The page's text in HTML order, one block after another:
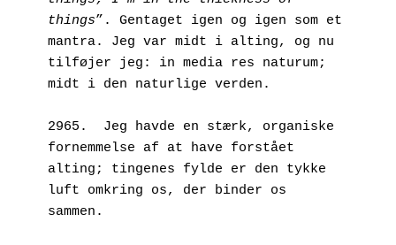
things”. Gentaget igen og igen som et
mantra. Jeg var midt i alting, og nu
tilføjer jeg: in media res naturum;
midt i den naturlige verden.
2965.  Jeg havde en stærk, organiske
fornemmelse af at have forstået
alting; tingenes fylde er den tykke
luft omkring os, der binder os
sammen.